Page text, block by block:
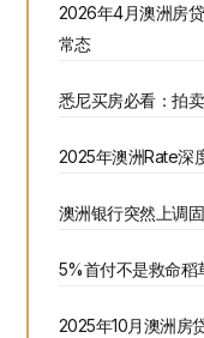
2026年4月澳洲房
常态
悉尼买房必看：拍
2025年澳洲Rate深
澳洲银行突然上调
5%首付不是救命稻
2025年10月澳洲